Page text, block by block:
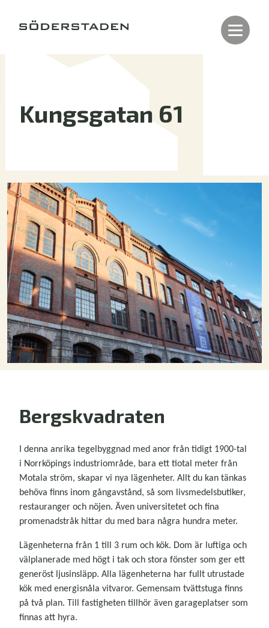
Kungsgatan 61
Bergskvadraten
I denna anrika tegelbyggnad med anor från tidigt 1900-tal
i Norrköpings industriområde, bara ett tiotal meter från
Motala ström, skapar vi nya lägenheter. Allt du kan tänkas
behöva finns inom gångavstånd, så som livsmedelsbutiker,
restauranger och nöjen. Även universitetet och fina
promenadstråk hittar du med bara några hundra meter.
Lägenheterna från 1 till 3 rum och kök. Dom är luftiga och
välplanerade med högt i tak och stora fönster som ger ett
generöst ljusinsläpp. Alla lägenheterna har fullt utrustade
kök med energisnåla vitvaror. Gemensam tvättstuga finns
på två plan. Till fastigheten tillhör även garageplatser som
finnas att hyra.